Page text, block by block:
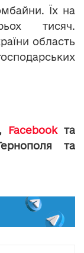
Їх на
тисяч.
область
Facebookта
та